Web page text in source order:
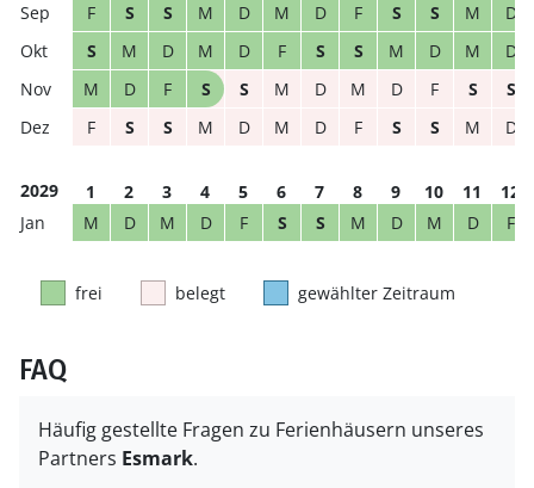
F
S S M D M D F S S M
D
S
M D M D F S S M D M
D
M
D F S S M D M D F S
S
F
S S M D M D F S S M D
2029 1 2 3 4 5 6 7 8 9 10 11
12
M
D M D F S S M D M D F
frei belegt gewählter Zeitraum
FAQ
Häufig gestellte Fragen zu Ferienhäusern unseres
Partners Esmark.